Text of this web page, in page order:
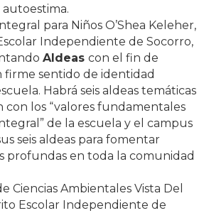
para Niños O’Shea Keleher,
Independiente de Socorro,
Aldeas con el fin de
firme sentido de identidad
Habrá seis aldeas temáticas
con los “valores fundamentales
de la escuela y el campus
seis aldeas para fomentar
profundas en toda la comunidad
Ciencias Ambientales Vista Del
Escolar Independiente de